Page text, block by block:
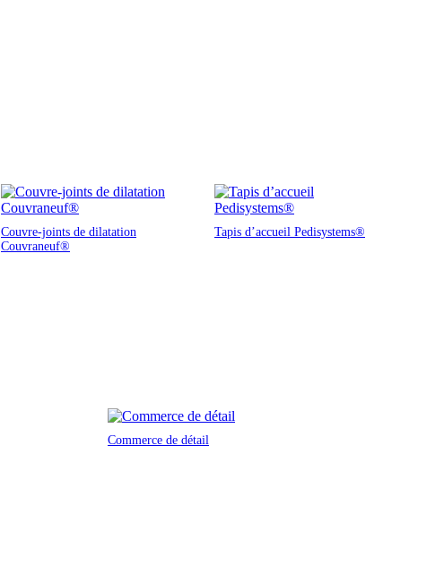
Couvre-joints de dilatation
Couvraneuf®
Tapis d’accueil Pedisystems®
Commerce de détail